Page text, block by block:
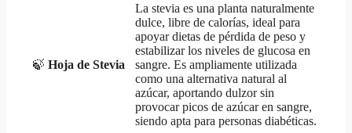
🍃 Hoja de Stevia
La stevia es una planta naturalmente
dulce, libre de calorías, ideal para
apoyar dietas de pérdida de peso y
estabilizar los niveles de glucosa en
sangre. Es ampliamente utilizada
como una alternativa natural al
azúcar, aportando dulzor sin
provocar picos de azúcar en sangre,
siendo apta para personas diabéticas.